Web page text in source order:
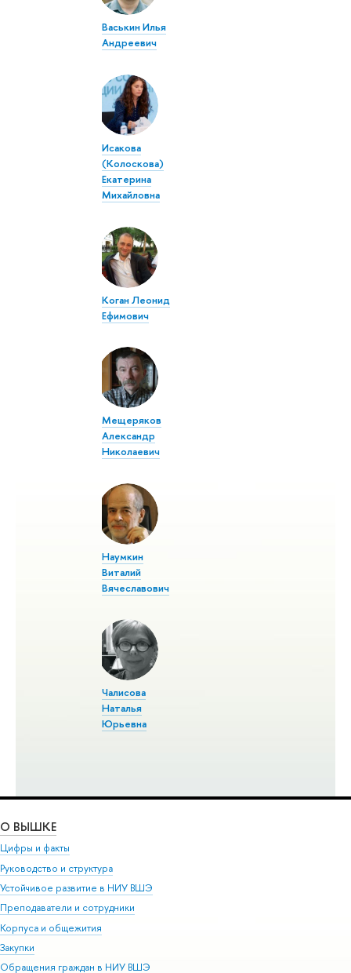
Васькин Илья
Андреевич
Исакова
(Колоскова)
Екатерина
Михайловна
Коган Леонид
Ефимович
Мещеряков
Александр
Николаевич
Наумкин
Виталий
Вячеславович
Чалисова
Наталья
Юрьевна
О ВЫШКЕ
Цифры и факты
Руководство и структура
Устойчивое развитие в НИУ ВШЭ
Преподаватели и сотрудники
Корпуса и общежития
Закупки
Обращения граждан в НИУ ВШЭ